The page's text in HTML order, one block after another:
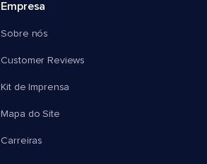
Empresa
Sobre nós
Customer Reviews
Kit de Imprensa
Mapa do Site
Carreiras